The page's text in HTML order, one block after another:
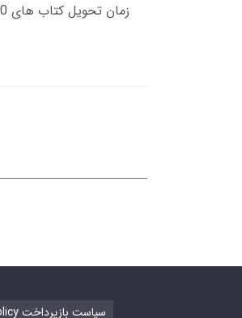
Refund Policy سیاست بازپرداخت